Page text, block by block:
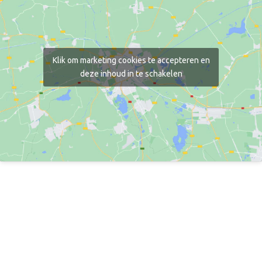
Klik om marketing cookies te accepteren en
deze inhoud in te schakelen